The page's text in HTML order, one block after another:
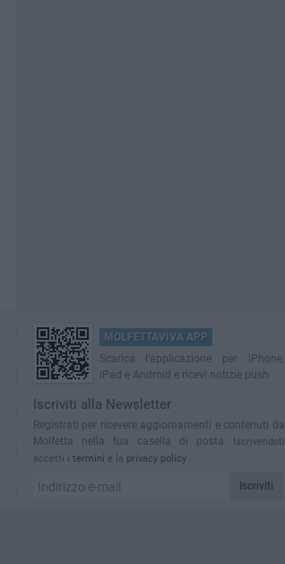
MOLFETTAVIVA APP
Scarica l'applicazione per iPhone,
iPad e Android e ricevi notizie push
Iscriviti alla Newsletter
Registrati per ricevere aggiornamenti e contenuti da
Molfetta nella tua casella di posta
Iscrivendoti
accetti i termini e la privacy policy
Iscriviti